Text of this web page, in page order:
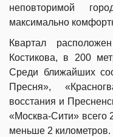
неповторимой
максимально
Квартал
Костикова, в 200
Среди ближайших
Пресня»,
восстания и
«Москва-Сити» всего
меньше 2 километров.